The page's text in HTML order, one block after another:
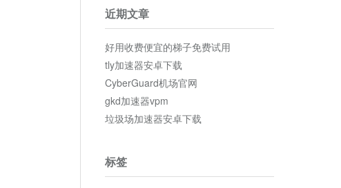
近期文章
好用收费便宜的梯子免费试用
tly加速器安卓下载
CyberGuard机场官网
gkd加速器vpm
垃圾场加速器安卓下载
标签